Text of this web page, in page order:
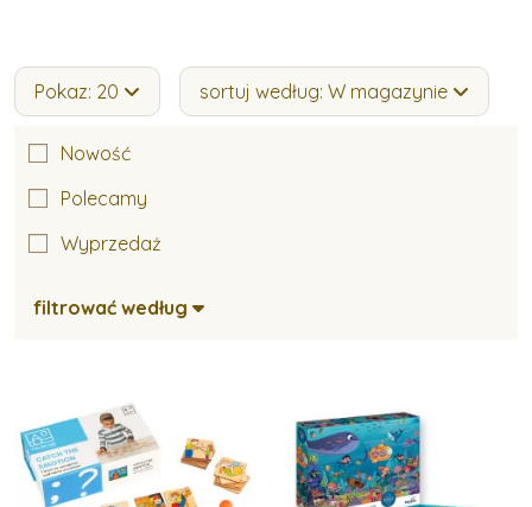
Pokaz: 20 sortuj według: W magazynie
filtrować według
Nowość
Polecamy
Wyprzedaż